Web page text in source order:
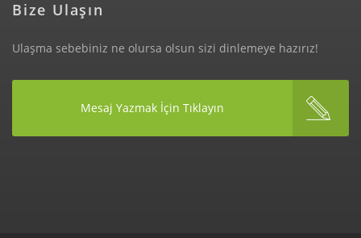
Bize Ulaşın
Ulaşma sebebiniz ne olursa olsun sizi dinlemeye hazırız!
Mesaj Yazmak İçin Tıklayın